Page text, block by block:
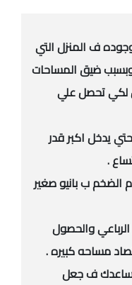
ف المنزل التي
ضيق المساحات
لكي تحصل علي
يدخل اكبر قدر
.
الضخم ب بانيو صغير
والحصول
مساحه كبيره .
يساعدك ف جعل